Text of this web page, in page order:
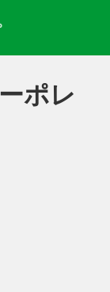
ポレ